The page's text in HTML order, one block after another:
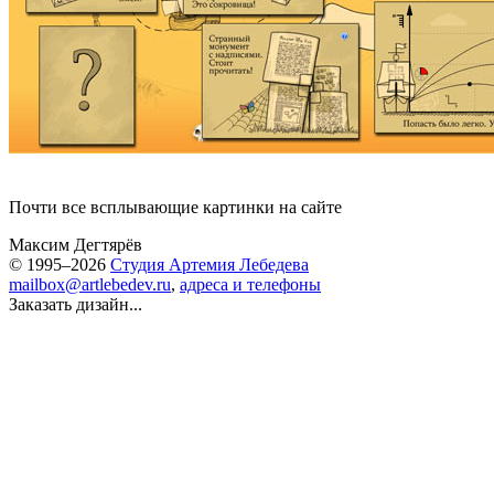
Почти все всплывающие картинки на сайте
Максим Дегтярёв
© 1995–2026 Студия Артемия Лебедева
mailbox@artlebedev.ru, адреса и телефоны
Заказать дизайн...